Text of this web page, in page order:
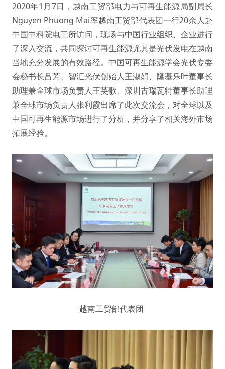
2020年1月7日，越南工贸部电力与可再生能源局副局长
Nguyen Phuong Mai率越南工贸部代表团一行20余人赴
中国中科院电工所访问，现场与中国行业组织、企业进行
了深入交流，共同探讨可再生能源尤其是光伏发电在越南
当地充分发展的有效路径。中国可再生能源学会光伏专委
会秘书长吕芳、智汇光伏创始人王淑娟、隆基乐叶董事长
助理兼全球市场负责人王英歌、深圳古瑞瓦特董事长助理
兼全球市场负责人张利霞出席了此次交流会，对全球以及
中国可再生能源市场进行了分析，并分享了相关海外市场
拓展经验。
越南工贸部代表团